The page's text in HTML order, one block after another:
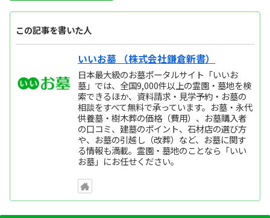
この記事を書いた人
いいお墓 （株式会社鎌倉新書）
日本最大級のお墓ポータルサイト「いいお
墓」では、全国9,000件以上の霊園・墓地を検
索できるほか、資料請求・見学予約・お墓の
相談をすべて無料で承っています。お墓・永代
供養墓・樹木葬の価格（費用）、お墓購入者
の口コミ、建墓のポイント、石材店の選び方
や、お墓の引越し（改葬）など、お墓に関す
る情報も満載。霊園・墓地のことなら「いい
お墓」にお任せください。